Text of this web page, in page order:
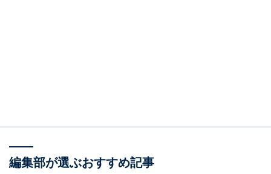
編集部が選ぶおすすめ記事